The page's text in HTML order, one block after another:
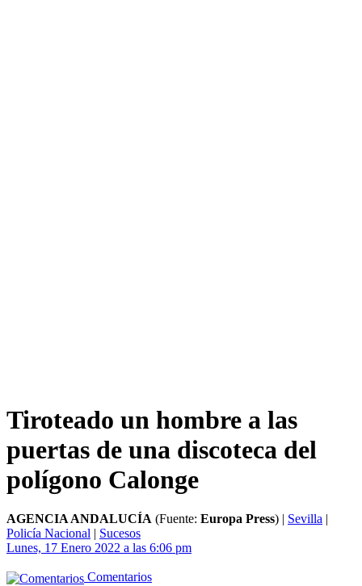
Tiroteado un hombre a las
puertas de una discoteca del
polígono Calonge
AGENCIA ANDALUCÍA (Fuente: Europa Press) | Sevilla |
Policía Nacional | Sucesos
Lunes, 17 Enero 2022 a las 6:06 pm
Comentarios